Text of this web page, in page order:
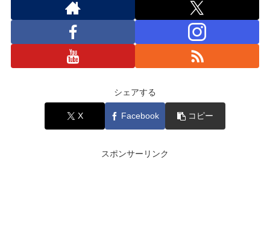
シェアする
X Facebook コピー
スポンサーリンク